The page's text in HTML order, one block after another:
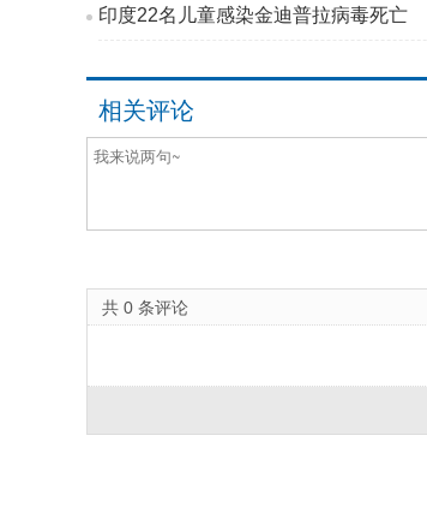
印度22名儿童感染金迪普拉病毒死亡
相关评论
共 0 条评论